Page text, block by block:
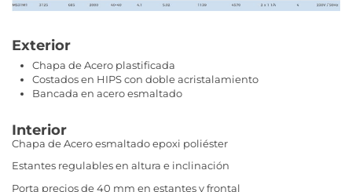
Exterior
Chapa de Acero plastificada
Costados en HIPS con doble acristalamiento
Bancada en acero esmaltado
Interior
Chapa de Acero esmaltado epoxi poliéster
Estantes regulables en altura e inclinación
Porta precios de 40 mm en estantes y frontal